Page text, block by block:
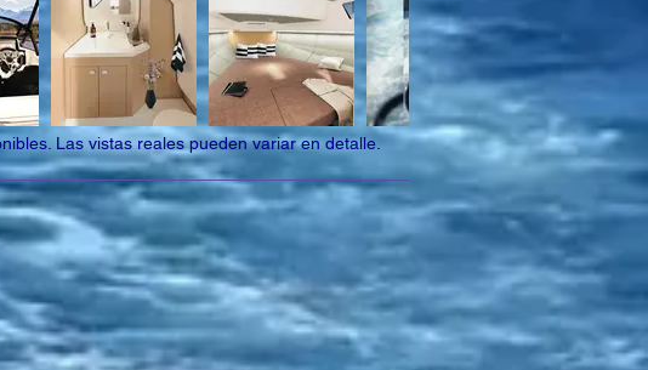
Las vistas reales pueden variar en detalle.